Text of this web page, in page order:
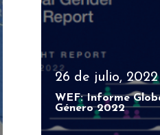
26 de julio, 2022
WEF: Informe
Género 2022